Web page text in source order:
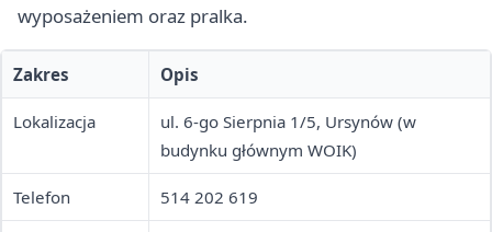
wyposażeniem oraz pralka.
Zakres Opis
Lokalizacja
ul. 6-go Sierpnia 1/5, Ursynów (w
budynku głównym WOIK)
Telefon 514 202 619